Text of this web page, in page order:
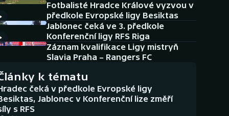
Aplikace ČT sport
AZ kvíz
Fotbalisté Hradce Králové vyzvou v
předkole Evropské ligy Besiktas
Jablonec čeká ve 3. předkole
Konferenční ligy RFS Riga
Záznam kvalifikace Ligy mistryň
Slavia Praha – Rangers FC
k tématu
čeká v předkole Evropské ligy
Jablonec v Konferenční lize změří
s RFS